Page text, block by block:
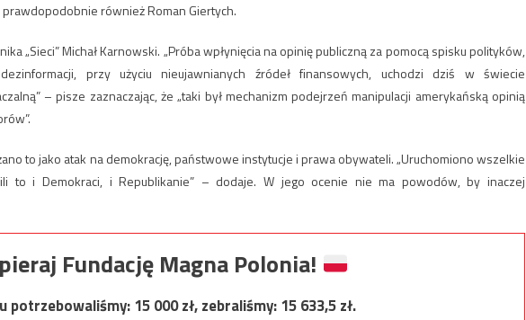
również Roman Giertych.
„Sieci” Michał Karnowski. „Próba wpłynięcia na opinię publiczną za pomocą spisku polityków,
przy użyciu nieujawnianych źródeł finansowych, uchodzi dziś w świecie
– pisze zaznaczając, że „taki był mechanizm podejrzeń manipulacji amerykańską opinią
to jako atak na demokrację, państwowe instytucje i prawa obywateli. „Uruchomiono wszelkie
to i Demokraci, i Republikanie” – dodaje. W jego ocenie nie ma powodów, by inaczej
Fundację Magna Polonia!
potrzebowaliśmy:15 000zł, zebraliśmy:15 633,5zł.